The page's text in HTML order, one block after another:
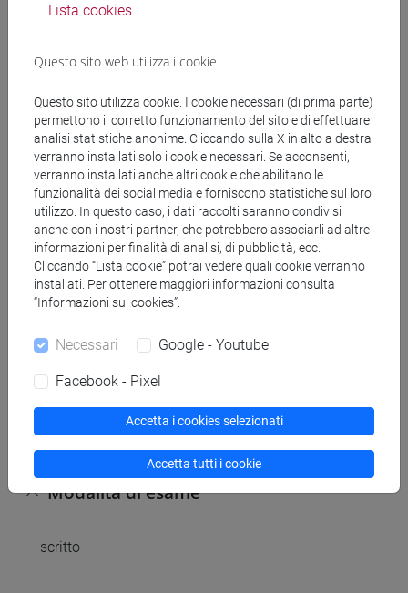
Testi di riferimento
I testi di riferimento per l'esame saranno disponibili
in formato elettronico sulla piattaforma Moodle a
partire dall'inizio del corso.
Non è quindi necessario acquistare testi cartacei.
Modalità di verifica dell'apprendimento
l'esame è in forma scritta e prevede:sei (6)
aperte a cui rispondere in 30 minuti.
durante il corso, potranno comportare
l'assegnazione di un punteggio da sommare al
risultato della prova d'esame ai fini del voto finale.
Modalità di esame
scritto
Lista cookies
Questo sito web utilizza i cookie
Questo sito utilizza cookie. I cookie necessari (di prima parte)
permettono il corretto funzionamento del sito e di effettuare
analisi statistiche anonime. Cliccando sulla X in alto a destra
verranno installati solo i cookie necessari. Se acconsenti,
verranno installati anche altri cookie che abilitano le
funzionalità dei social media e forniscono statistiche sul loro
utilizzo. In questo caso, i dati raccolti saranno condivisi
anche con i nostri partner, che potrebbero associarli ad altre
informazioni per finalità di analisi, di pubblicità, ecc.
Cliccando “Lista cookie” potrai vedere quali cookie verranno
installati. Per ottenere maggiori informazioni consulta
“Informazioni sui cookies”.
Necessari Google - Youtube
Facebook - Pixel
Accetta i cookies selezionati
Accetta tutti i cookie